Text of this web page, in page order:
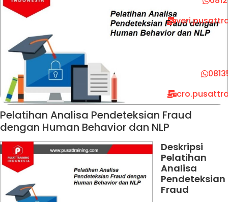
Pelatihan Analisa Pendeteksian Fraud
dengan Human Behavior dan NLP
Deskripsi
Pelatihan
Analisa
Pendeteksian
Fraud